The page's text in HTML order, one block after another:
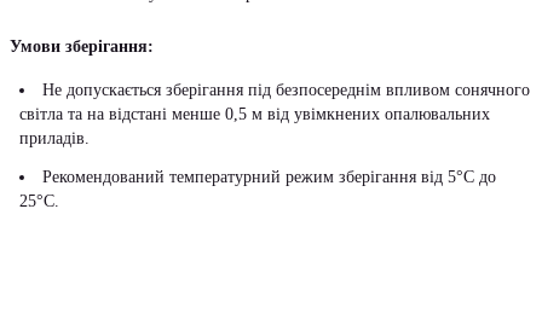
Умови зберігання:
Не допускається зберігання під безпосереднім впливом сонячного
світла та на відстані менше 0,5 м від увімкнених опалювальних
приладів.
Рекомендований температурний режим зберігання від 5°С до
25°С.